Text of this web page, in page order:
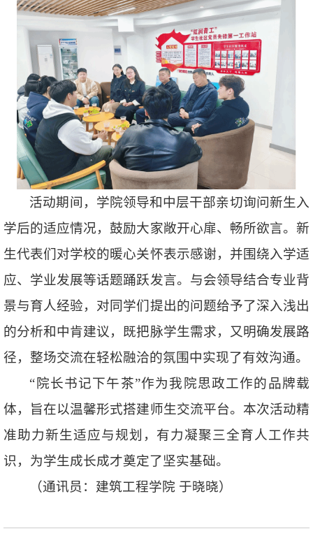
活动期间，学院领导和中层干部亲切询问新生入
学后的适应情况，鼓励大家敞开心扉、畅所欲言。新
生代表们对学校的暖心关怀表示感谢，并围绕入学适
应、学业发展等话题踊跃发言。与会领导结合专业背
景与育人经验，对同学们提出的问题给予了深入浅出
的分析和中肯建议，既把脉学生需求，又明确发展路
径，整场交流在轻松融洽的氛围中实现了有效沟通。
“院长书记下午茶”作为我院思政工作的品牌载
体，旨在以温馨形式搭建师生交流平台。本次活动精
准助力新生适应与规划，有力凝聚三全育人工作共
识，为学生成长成才奠定了坚实基础。
（通讯员：建筑工程学院 于晓晓）